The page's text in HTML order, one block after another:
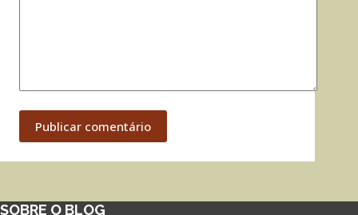
Publicar comentário
SOBRE O BLOG